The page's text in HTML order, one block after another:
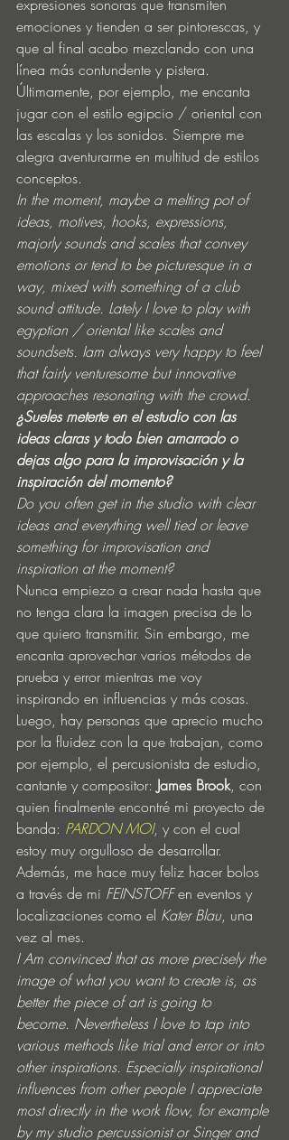
expresiones sonoras que transmiten
emociones y tienden a ser pintorescas, y
que al final acabo mezclando con una
línea más contundente y pistera.
Últimamente, por ejemplo, me encanta
jugar con el estilo egipcio / oriental con
las escalas y los sonidos. Siempre me
alegra aventurarme en multitud de estilos
conceptos.
In the moment, maybe a melting pot of
ideas, motives, hooks, expressions,
majorly sounds and scales that convey
emotions or tend to be picturesque in a
way, mixed with something of a club
sound attitude. Lately I love to play with
egyptian / oriental like scales and
soundsets. Iam always very happy to feel
that fairly venturesome but innovative
approaches resonating with the crowd.
¿Sueles meterte en el estudio con las
ideas claras y todo bien amarrado o
dejas algo para la improvisación y la
inspiración del momento?
Do you often get in the studio with clear
ideas and everything well tied or leave
something for improvisation and
inspiration at the moment?
Nunca empiezo a crear nada hasta que
no tenga clara la imagen precisa de lo
que quiero transmitir. Sin embargo, me
encanta aprovechar varios métodos de
prueba y error mientras me voy
inspirando en influencias y más cosas.
Luego, hay personas que aprecio mucho
por la fluidez con la que trabajan, como
por ejemplo, el percusionista de estudio,
cantante y compositor: James Brook, con
quien finalmente encontré mi proyecto de
banda: PARDON MOI, y con el cual
estoy muy orgulloso de desarrollar.
Además, me hace muy feliz hacer bolos
a través de mi FEINSTOFF en eventos y
localizaciones como el Kater Blau, una
vez al mes.
I Am convinced that as more precisely the
image of what you want to create is, as
better the piece of art is going to
become. Nevertheless I love to tap into
various methods like trial and error or into
other inspirations. Especially inspirational
influences from other people I appreciate
most directly in the work flow, for example
by my studio percussionist or Singer and